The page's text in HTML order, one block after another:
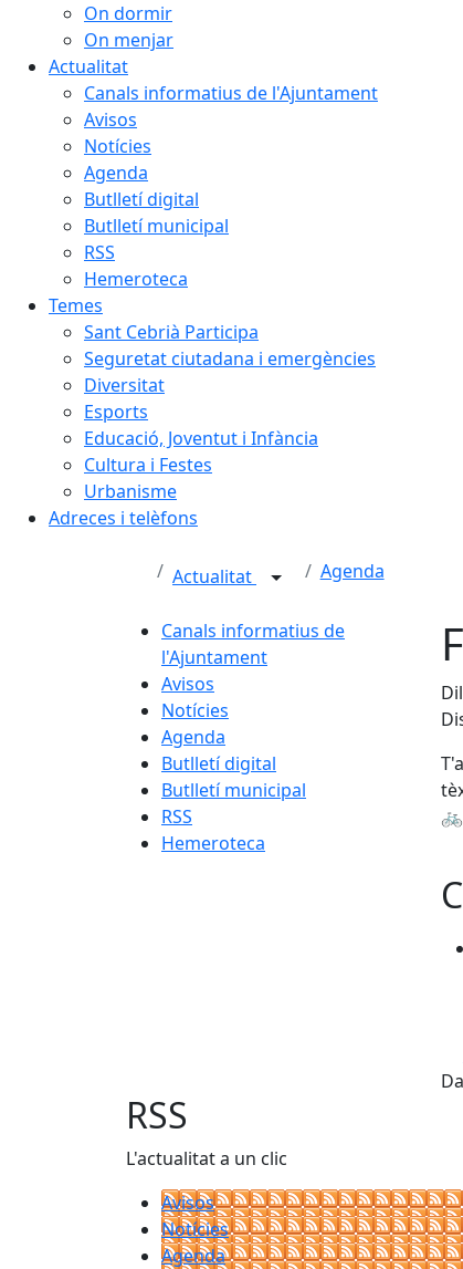
On dormir
On menjar
Actualitat
Canals informatius de l'Ajuntament
Avisos
Notícies
Agenda
Butlletí digital
Butlletí municipal
RSS
Hemeroteca
Temes
Sant Cebrià Participa
Seguretat ciutadana i emergències
Diversitat
Esports
Educació, Joventut i Infància
Cultura i Festes
Urbanisme
Adreces i telèfons
Actualitat Agenda
Canals informatius de
l'Ajuntament
Avisos
Notícies
Agenda
Butlletí digital
Butlletí municipal
RSS
Hemeroteca
🚲
RSS
L'actualitat a un clic
Avisos
Notícies
Agenda